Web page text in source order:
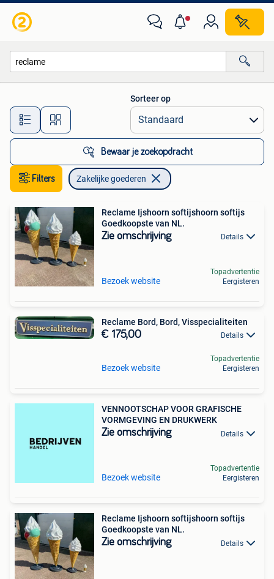
Alle afstanden…
Sorteer op
Bewaar je zoekopdracht
Filters Zakelijke goederen
Reclame Ijshoorn softijshoorn softijs
Goedkoopste van NL.
Zie omschrijving Details
Bezoek website
Topadvertentie
Eergisteren
Reclame Bord, Bord, Visspecialiteiten
€ 175,00 Details
Bezoek website
Topadvertentie
Eergisteren
VENNOOTSCHAP VOOR GRAFISCHE
VORMGEVING EN DRUKWERK
Zie omschrijving Details
Bezoek website
Topadvertentie
Eergisteren
Reclame Ijshoorn softijshoorn softijs
Goedkoopste van NL.
Zie omschrijving Details